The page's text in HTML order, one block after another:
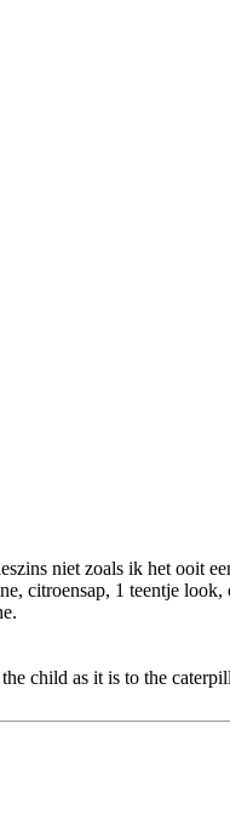
niet zoals ik het ooit
citroensap, 1 teentje
child as it is to the